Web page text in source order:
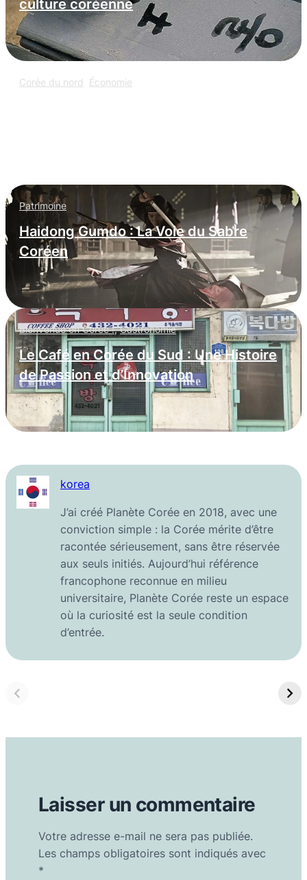
culture coréenne
Corée du nord Économie
Patrimoine
Haidong Gumdo : La Voie du Sabre
Coréen
Bienvenue en Corée !,Gastronomie
Le Café en Corée du Sud : Une Histoire
de Passion et d’Innovation
korea
J’ai créé Planète Corée en 2018, avec une
conviction simple : la Corée mérite d’être
racontée sérieusement, sans être réservée
aux seuls initiés. Aujourd’hui référence
francophone reconnue en milieu
universitaire, Planète Corée reste un espace
où la curiosité est la seule condition
d’entrée.
Laisser un commentaire
Votre adresse e-mail ne sera pas publiée.
Les champs obligatoires sont indiqués avec
*